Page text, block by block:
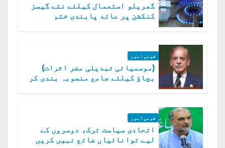
گھریلو استعمال کیلئے نئے گیسز
کنکشن پر عائد پابندی ختم
قومی امور
(موسمیاتی تبدیلی مضر اثرات)
بچاؤ کیلئے جامع منصوبہ بندی کر
قومی امور
اتحادی سیاست ترک، دوسروں کے
لیے توانائیاں ضائع نہیں کریں